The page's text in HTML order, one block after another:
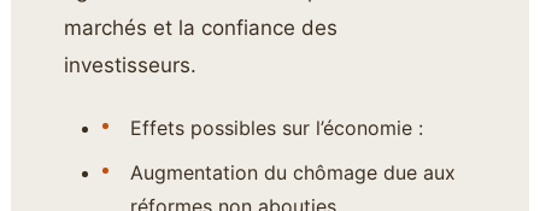
marchés et la confiance des
investisseurs.
Effets possibles sur l’économie :
Augmentation du chômage due aux
réformes non abouties.